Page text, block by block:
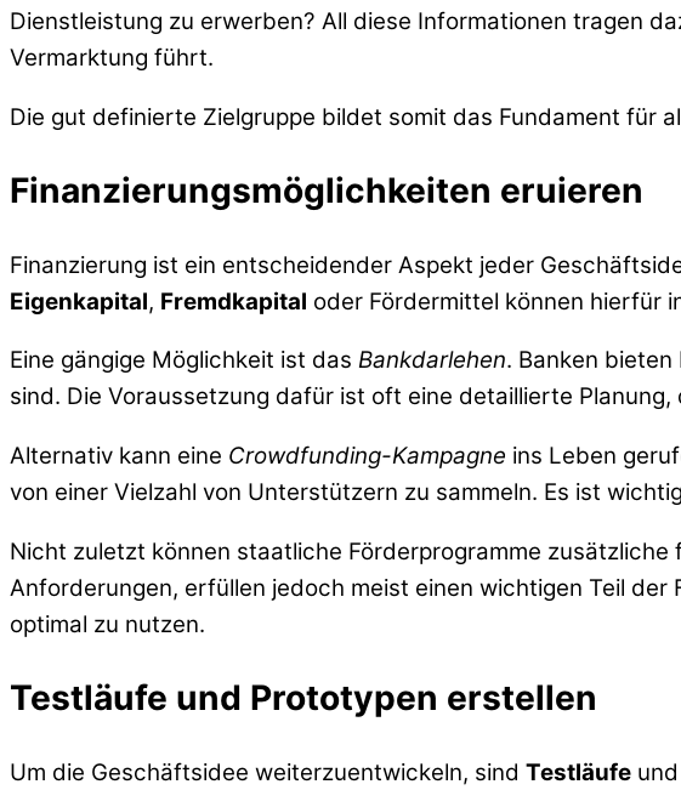
Dienstleistung zu erwerben? All diese Informationen tragen
Vermarktung führt.
Die gut definierte Zielgruppe bildet somit das Fundament für
Finanzierungsmöglichkeiten eruieren
Finanzierung ist ein entscheidender Aspekt jeder
Eigenkapital, Fremdkapital oder Fördermittel können hierfür
Eine gängige Möglichkeit ist das Bankdarlehen. Banken
sind. Die Voraussetzung dafür ist oft eine detaillierte
Alternativ kann eine Crowdfunding-Kampagne ins Leben
von einer Vielzahl von Unterstützern zu sammeln. Es ist
Nicht zuletzt können staatliche Förderprogramme
Anforderungen, erfüllen jedoch meist einen wichtigen Teil
optimal zu nutzen.
Testläufe und Prototypen erstellen
Um die Geschäftsidee weiterzuentwickeln, sind Testläufe